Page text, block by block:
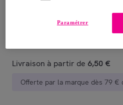
Livraison à partir de 6,50 €
Offerte par la marque dès 79 €
Paramétrer